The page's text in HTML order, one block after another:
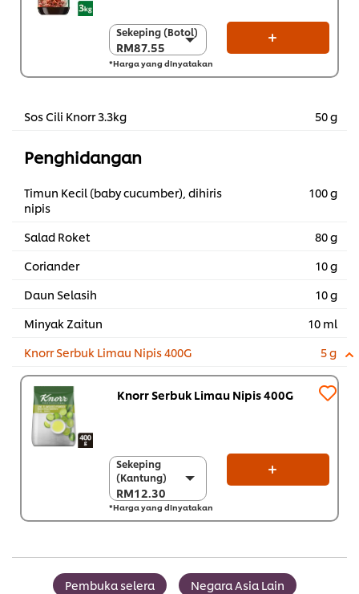
Sekeping (Botol)
RM87.55
Sekeping (Botol)
RM87.55
Sekarton (4 x 3 kg)
*Harga yang dinyatakan
Sos Cili Knorr 3.3kg 50 g
Penghidangan
Timun Kecil (baby cucumber), dihiris
nipis
100 g
Salad Roket
80 g
Coriander
10 g
Daun Selasih
10 g
Minyak Zaitun
10 ml
Knorr Serbuk Limau Nipis 400G
5 g
Knorr Serbuk Limau Nipis 400G
Sekeping
(Kantung)
RM12.30
Sekeping
(Kantung)
RM12.30
Sekarton (12 x 400
*Harga yang dinyatakan
Pembuka selera Negara Asia Lain